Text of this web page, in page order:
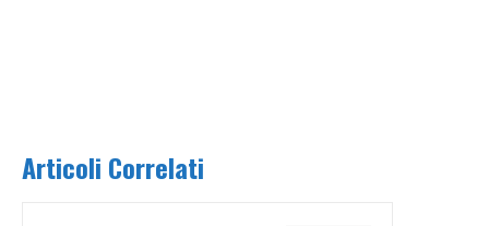
Articoli Correlati